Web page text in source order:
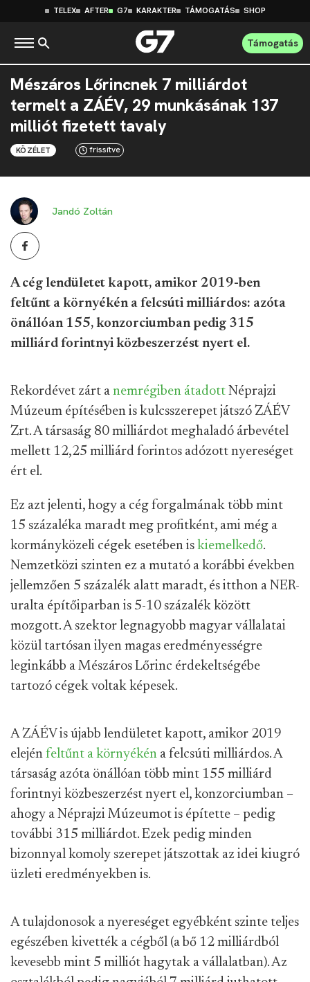
TELEX AFTER G7 KARAKTER TÁMOGATÁS SHOP
Támogatás
Mészáros Lőrincnek 7 milliárdot
termelt a ZÁÉV, 29 munkásának 137
milliót fizetett tavaly
KÖZÉLET frissítve
Jandó Zoltán
A cég lendületet kapott, amikor 2019-ben
feltűnt a környékén a felcsúti milliárdos: azóta
önállóan 155, konzorciumban pedig 315
milliárd forintnyi közbeszerzést nyert el.
Rekordévet zárt a nemrégiben átadott Néprajzi
Múzeum építésében is kulcsszerepet játszó ZÁÉV
Zrt. A társaság 80 milliárdot meghaladó árbevétel
mellett 12,25 milliárd forintos adózott nyereséget
ért el.
Ez azt jelenti, hogy a cég forgalmának több mint
15 százaléka maradt meg profitként, ami még a
kormányközeli cégek esetében is kiemelkedő.
Nemzetközi szinten ez a mutató a korábbi években
jellemzően 5 százalék alatt maradt, és itthon a NER-
uralta építőiparban is 5-10 százalék között
mozgott. A szektor legnagyobb magyar vállalatai
közül tartósan ilyen magas eredményességre
leginkább a Mészáros Lőrinc érdekeltségébe
tartozó cégek voltak képesek.
A ZÁÉV is újabb lendületet kapott, amikor 2019
elején feltűnt a környékén a felcsúti milliárdos. A
társaság azóta önállóan több mint 155 milliárd
forintnyi közbeszerzést nyert el, konzorciumban –
ahogy a Néprajzi Múzeumot is építette – pedig
további 315 milliárdot. Ezek pedig minden
bizonnyal komoly szerepet játszottak az idei kiugró
üzleti eredményekben is.
A tulajdonosok a nyereséget egyébként szinte teljes
egészében kivették a cégből (a bő 12 milliárdból
kevesebb mint 5 milliót hagytak a vállalatban). Az